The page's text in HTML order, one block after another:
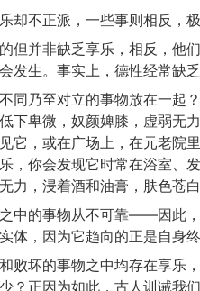
却不正派，一些事则相反，
但并非缺乏享乐，相反，他
发生。事实上，德性经常缺
同乃至对立的事物放在一起
下卑微，奴颜婢膝，虚弱无
它，或在广场上，在元老院
，你会发现它时常在浴室、
力，浸着酒和油膏，肤色苍
中的事物从不可靠——因此
体，因为它趋向的正是自身
败坏的事物之中均存在享乐
？正因为如此，古人训诫我